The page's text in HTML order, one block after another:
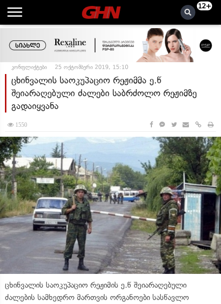
12+
კონფლიქტები 25 ოქტომბერი 2019, 15:10
ცხინვალის საოკუპაციო რეჟიმმა ე.წ
შეიარაღებული ძალები საბრძოლო რეჟიმზე
გადაიყვანა
1550
ცხინვალის საოკუპაციო რეჟიმის ე.წ შეიარაღებული
ძალების სამხედრო მართვის ორგანოები სასწავლო